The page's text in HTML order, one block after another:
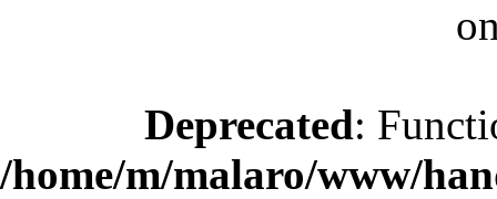
Deprecated:
/home/m/malaro/www/